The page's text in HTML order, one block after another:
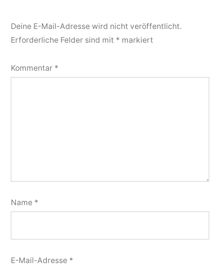
Deine E-Mail-Adresse wird nicht veröffentlicht.
Erforderliche Felder sind mit * markiert
Kommentar *
Name *
E-Mail-Adresse *